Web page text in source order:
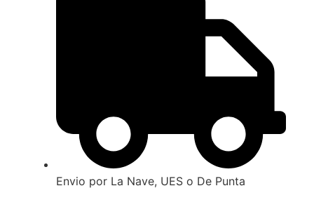
Envio por La Nave, UES o De Punta